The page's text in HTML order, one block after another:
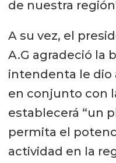
de nuestra
A su vez, el
A.G agradeció la
intendenta le dio
en conjunto con
establecerá “un
permita el
actividad en la